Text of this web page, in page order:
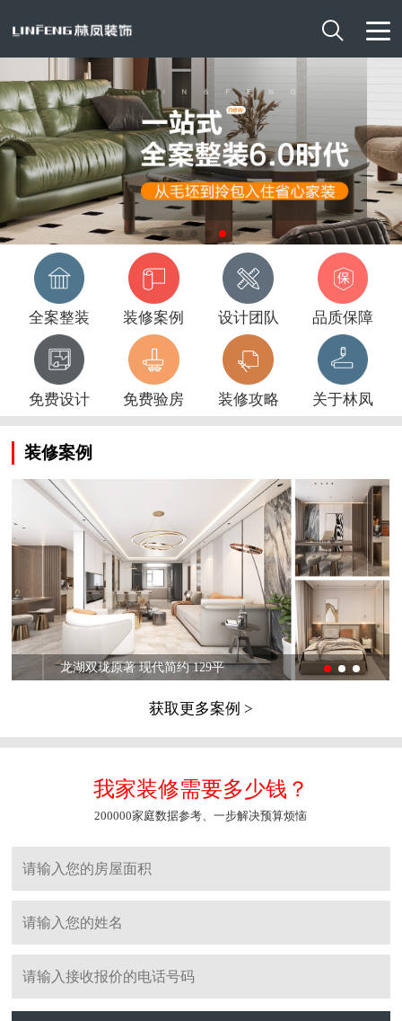

全案整装 装修案例 设计团队 品质保障
免费设计 免费验房 装修攻略 关于林凤
装修案例
龙湖双珑原著 现代简约 129平
获取更多案例 >
我家装修需要多少钱？
200000家庭数据参考、一步解决预算烦恼